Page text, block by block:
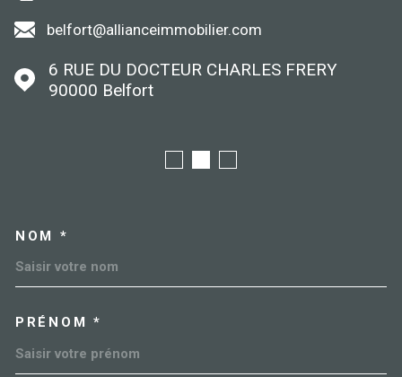
belfort@allianceimmobilier.com
6 RUE DU DOCTEUR CHARLES FRERY
90000
Belfort
NOM *
PRÉNOM *